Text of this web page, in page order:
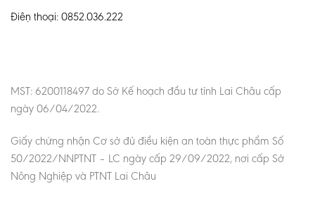
Điện thoại: 0852.036.222
MST: 6200118497 do Sở Kế hoạch đầu tư tỉnh Lai Châu cấp
ngày 06/04/2022.
Giấy chứng nhận Cơ sở đủ điều kiện an toàn thực phẩm Số
50/2022/NNPTNT – LC ngày cấp 29/09/2022, nơi cấp Sở
Nông Nghiệp và PTNT Lai Châu